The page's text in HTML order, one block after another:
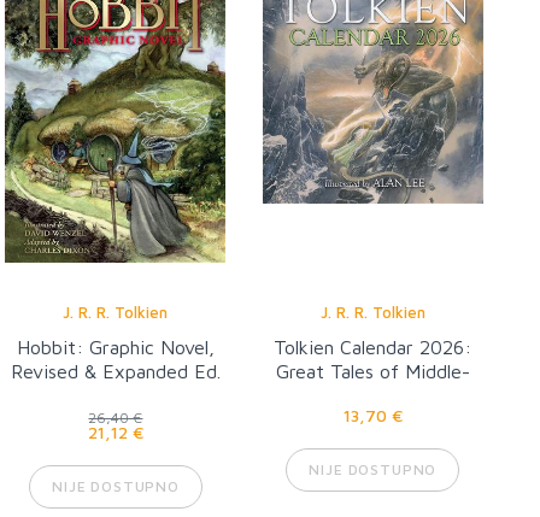
J. R. R. Tolkien
Hobbit: Graphic Novel,
Revised & Expanded Ed.
26,40 €
21,12 €
NIJE DOSTUPNO
J. R. R. Tolkien
Tolkien Calendar 2026:
Great Tales of Middle-
13,70 €
NIJE DOSTUPNO